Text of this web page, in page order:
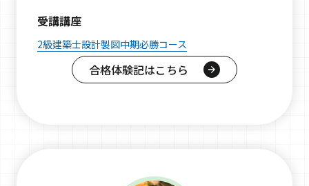
受講講座
2級建築士設計製図中期必勝コース
合格体験記はこちら